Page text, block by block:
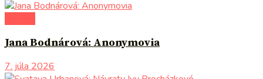
Jana Bodnárová: Anonymovia
7. júla 2026